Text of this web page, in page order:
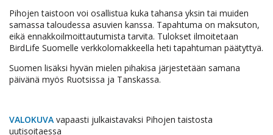
Pihojen taistoon voi osallistua kuka tahansa yksin tai muiden
samassa taloudessa asuvien kanssa. Tapahtuma on maksuton,
eikä ennakkoilmoittautumista tarvita. Tulokset ilmoitetaan
BirdLife Suomelle verkkolomakkeella heti tapahtuman päätyttyä.
Suomen lisäksi hyvän mielen pihakisa järjestetään samana
päivänä myös Ruotsissa ja Tanskassa.
VALOKUVA vapaasti julkaistavaksi Pihojen taistosta
uutisoitaessa